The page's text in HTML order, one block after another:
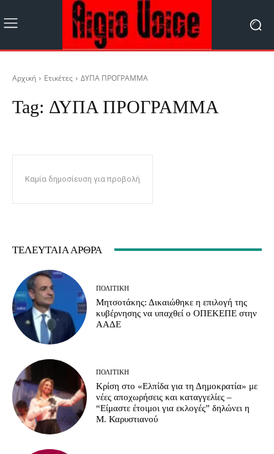
Αρχική Ετικέτες ΔΥΠΑ ΠΡΟΓΡΑΜΜΑ
Tag: ΔΥΠΑ ΠΡΟΓΡΑΜΜΑ
Καμία δημοσίευση για προβολή
ΤΕΛΕΥΤΑΊΑ ΆΡΘΡΑ
ΠΟΛΙΤΙΚΉ
Μητσοτάκης: Δικαιώθηκε η επιλογή της
κυβέρνησης να υπαχθεί ο ΟΠΕΚΕΠΕ στην
ΑΑΔΕ
ΠΟΛΙΤΙΚΉ
Κρίση στο «Ελπίδα για τη Δημοκρατία» με
νέες αποχωρήσεις και καταγγελίες –
“Είμαστε έτοιμοι για εκλογές” δηλώνει η
Μ. Καρυστιανού